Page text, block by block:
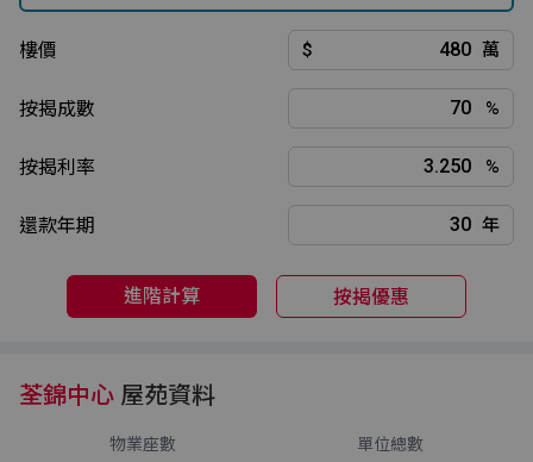
樓價 $ 萬
按揭成數 %
按揭利率 %
還款年期 年
進階計算 按揭優惠
荃錦中心 屋苑資料
物業座數 單位總數